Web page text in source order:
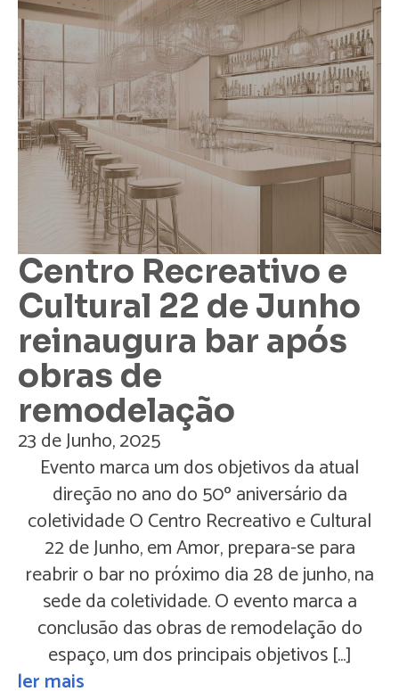
Centro Recreativo e
Cultural 22 de Junho
reinaugura bar após
obras de
remodelação
23 de Junho, 2025
Evento marca um dos objetivos da atual
direção no ano do 50º aniversário da
coletividade O Centro Recreativo e Cultural
22 de Junho, em Amor, prepara-se para
reabrir o bar no próximo dia 28 de junho, na
sede da coletividade. O evento marca a
conclusão das obras de remodelação do
espaço, um dos principais objetivos […]
ler mais